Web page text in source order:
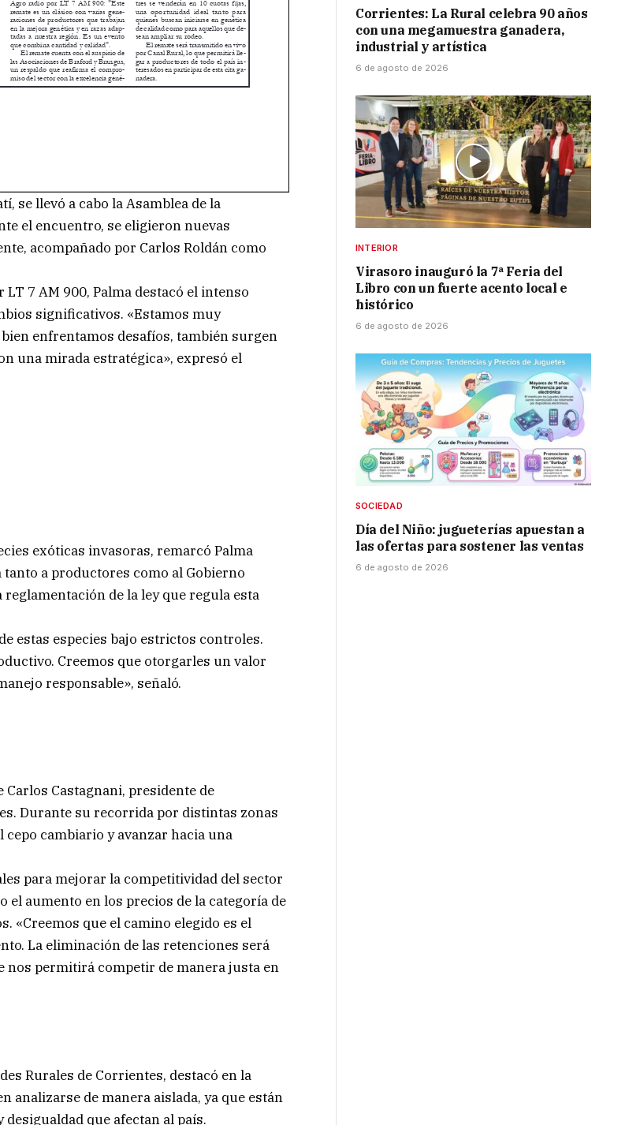
se llevó a cabo la Asamblea de la
el encuentro, se eligieron nuevas
acompañado por Carlos Roldán como
7 AM 900, Palma destacó el intenso
significativos. «Estamos muy
enfrentamos desafíos, también surgen
una mirada estratégica», expresó el
exóticas invasoras, remarcó Palma
a productores como al Gobierno
de la ley que regula esta
estas especies bajo estrictos controles.
Creemos que otorgarles un valor
responsable», señaló.
Castagnani, presidente de
Durante su recorrida por distintas zonas
cambiario y avanzar hacia una
para mejorar la competitividad del sector
aumento en los precios de la categoría de
«Creemos que el camino elegido es el
La eliminación de las retenciones será
nos permitirá competir de manera justa en
Rurales de Corrientes, destacó en la
analizarse de manera aislada, ya que están
que afectan al país.
Corrientes: La Rural celebra 90 años
con una megamuestra ganadera,
industrial y artística
6 de agosto de 2026
INTERIOR
Virasoro inauguró la 7ª Feria del
Libro con un fuerte acento local e
histórico
6 de agosto de 2026
SOCIEDAD
Día del Niño: jugueterías apuestan a
las ofertas para sostener las ventas
6 de agosto de 2026